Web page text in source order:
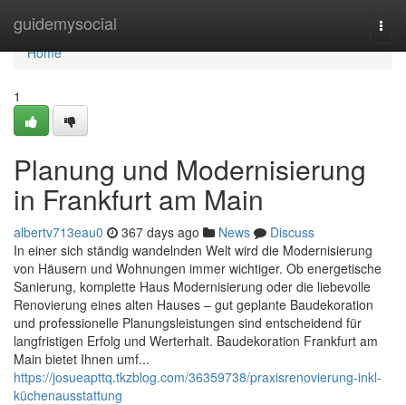
guidemysocial
Home
Home
1
Planung und Modernisierung
in Frankfurt am Main
albertv713eau0 367 days ago News
Discuss
In einer sich ständig wandelnden Welt wird die Modernisierung
von Häusern und Wohnungen immer wichtiger. Ob energetische
Sanierung, komplette Haus Modernisierung oder die liebevolle
Renovierung eines alten Hauses – gut geplante Baudekoration
und professionelle Planungsleistungen sind entscheidend für
langfristigen Erfolg und Werterhalt. Baudekoration Frankfurt am
Main bietet Ihnen umf...
https://josueapttq.tkzblog.com/36359738/praxisrenovierung-inkl-
küchenausstattung